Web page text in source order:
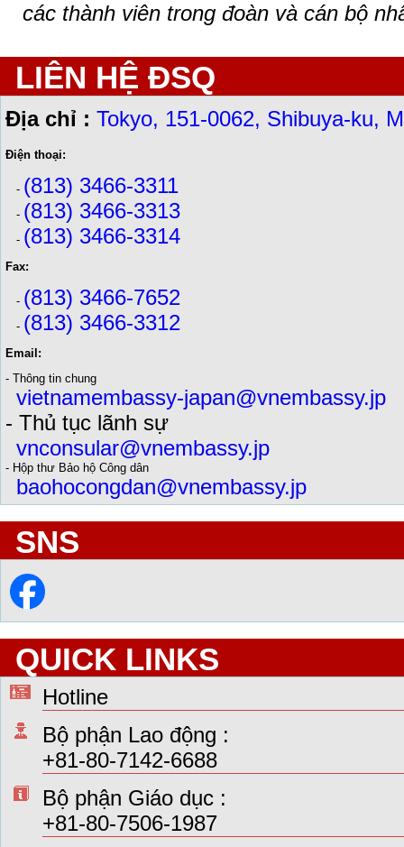
các thành viên trong đoàn và cán bộ
LIÊN HỆ ĐSQ
Địa chỉ : Tokyo, 151-0062, Shibuya-ku,
Điện thoại:
- (813) 3466-3311
- (813) 3466-3313
- (813) 3466-3314
Fax:
- (813) 3466-7652
- (813) 3466-3312
Email:
- Thông tin chung
vietnamembassy-japan@vnembassy.jp
- Thủ tục lãnh sự
vnconsular@vnembassy.jp
- Hộp thư Bảo hộ Công dân
baohocongdan@vnembassy.jp
SNS
QUICK LINKS
Hotline
Bộ phận Lao động :
+81-80-7142-6688
Bộ phận Giáo dục :
+81-80-7506-1987